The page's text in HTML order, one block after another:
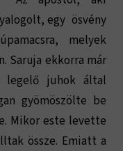
egy ösvény
melyek
Saruja ekkorra már
juhok által
gyömöszölte be
Mikor este levette
össze. Emiatt a